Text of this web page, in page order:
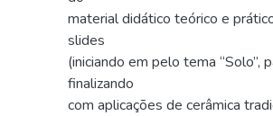
material didático teórico e
slides
(iniciando em pelo tema
finalizando
com aplicações de cerâmica